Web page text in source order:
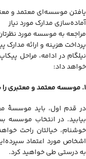
یافتن موسسه‌ای معتمد و
آماده‌سازی مدارک مورد نیاز
مراجعه به موسسه مورد
پرداخت هزینه و ارائه مدارک
نیلگام در ادامه، مراحل
خواهد داد:
1. موسسه معتمد و معتبری را بیابید:
در قدم اول، باید موسسۀ
بیابید. در انتخاب موسسه
خوشنام، خیالتان راحت
اشخاص مورد اعتماد
به درستی طی خواهید کرد.